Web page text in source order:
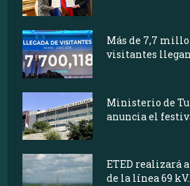
Más de 7,7
visitantes
Ministerio de
anuncia el
ETED realizará
de la línea 69